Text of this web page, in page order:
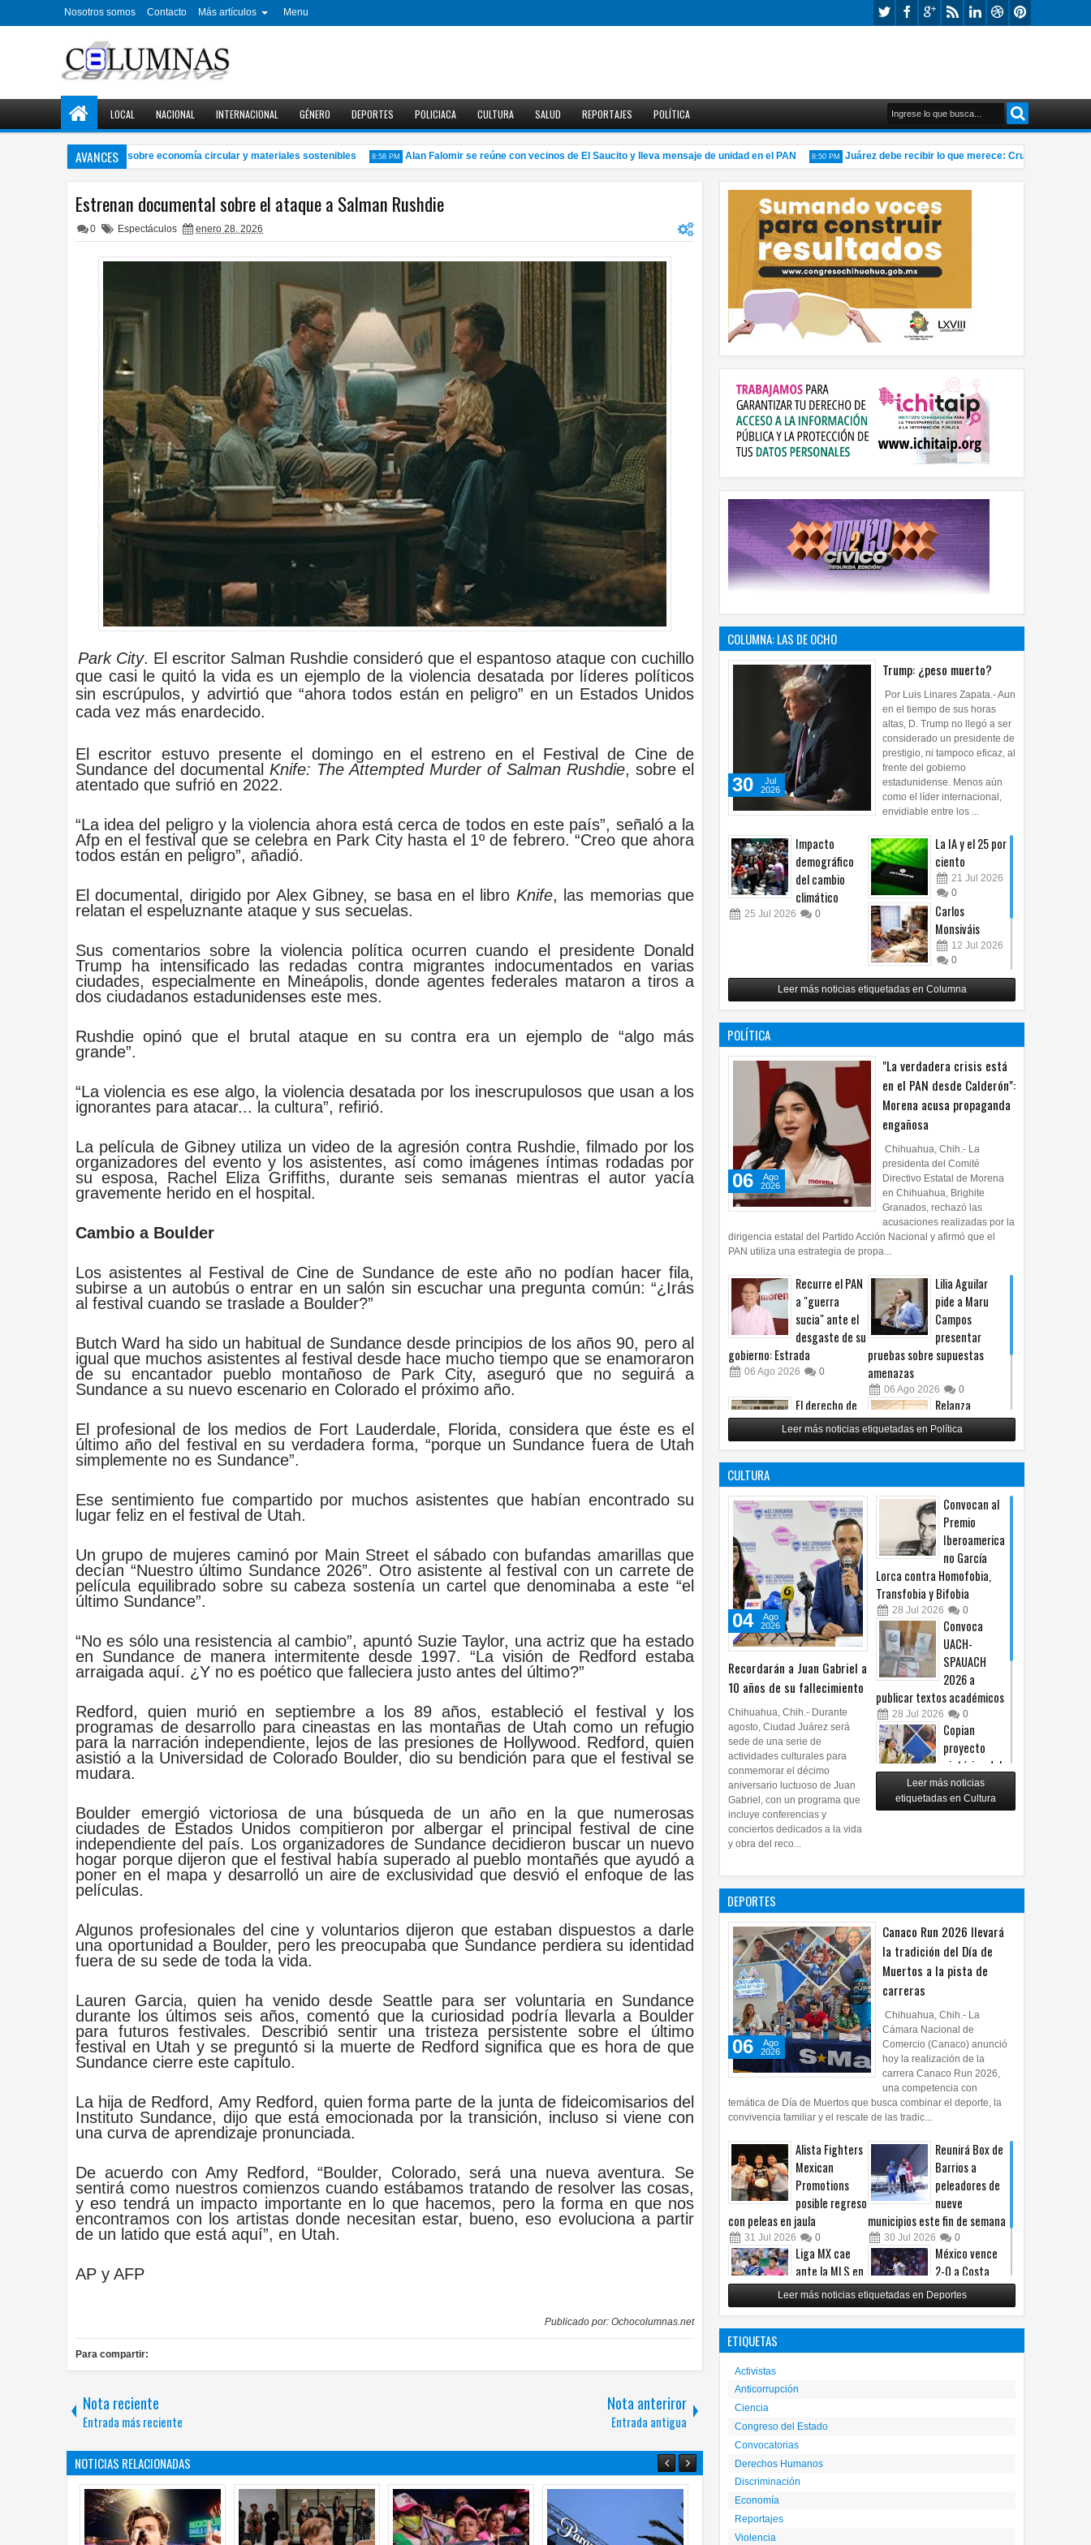
Nosotros somos Contacto Más artículos Menu
LOCAL NACIONAL INTERNACIONAL GÉNERO DEPORTES POLICIACA CULTURA SALUD REPORTAJES POLÍTICA
AVANCES
UACH simposio sobre economía circular y materiales sostenibles 8:58 PM Alan Falomir se reúne con vecinos de El Saucito y lleva mensaje de unidad en el PAN 8:50 PM Juárez debe recibir lo que merece: Cruz Pérez Cuéllar
Estrenan documental sobre el ataque a Salman Rushdie
0 Espectáculos enero 28, 2026
Park City. El escritor Salman Rushdie consideró que el espantoso ataque con cuchillo
que casi le quitó la vida es un ejemplo de la violencia desatada por líderes políticos
sin escrúpulos, y advirtió que “ahora todos están en peligro” en un Estados Unidos
cada vez más enardecido.
El escritor estuvo presente el domingo en el estreno en el Festival de Cine de
Sundance del documental Knife: The Attempted Murder of Salman Rushdie, sobre el
atentado que sufrió en 2022.
“La idea del peligro y la violencia ahora está cerca de todos en este país”, señaló a la
Afp en el festival que se celebra en Park City hasta el 1º de febrero. “Creo que ahora
todos están en peligro”, añadió.
El documental, dirigido por Alex Gibney, se basa en el libro Knife, las memorias que
relatan el espeluznante ataque y sus secuelas.
Sus comentarios sobre la violencia política ocurren cuando el presidente Donald
Trump ha intensificado las redadas contra migrantes indocumentados en varias
ciudades, especialmente en Mineápolis, donde agentes federales mataron a tiros a
dos ciudadanos estadunidenses este mes.
Rushdie opinó que el brutal ataque en su contra era un ejemplo de “algo más
grande”.
“La violencia es ese algo, la violencia desatada por los inescrupulosos que usan a los
ignorantes para atacar... la cultura”, refirió.
La película de Gibney utiliza un video de la agresión contra Rushdie, filmado por los
organizadores del evento y los asistentes, así como imágenes íntimas rodadas por
su esposa, Rachel Eliza Griffiths, durante seis semanas mientras el autor yacía
gravemente herido en el hospital.
Cambio a Boulder
Los asistentes al Festival de Cine de Sundance de este año no podían hacer fila,
subirse a un autobús o entrar en un salón sin escuchar una pregunta común: “¿Irás
al festival cuando se traslade a Boulder?”
Butch Ward ha sido un habitual de Sundance desde principios de los años 90, pero al
igual que muchos asistentes al festival desde hace mucho tiempo que se enamoraron
de su encantador pueblo montañoso de Park City, aseguró que no seguirá a
Sundance a su nuevo escenario en Colorado el próximo año.
El profesional de los medios de Fort Lauderdale, Florida, considera que éste es el
último año del festival en su verdadera forma, “porque un Sundance fuera de Utah
simplemente no es Sundance”.
Ese sentimiento fue compartido por muchos asistentes que habían encontrado su
lugar feliz en el festival de Utah.
Un grupo de mujeres caminó por Main Street el sábado con bufandas amarillas que
decían “Nuestro último Sundance 2026”. Otro asistente al festival con un carrete de
película equilibrado sobre su cabeza sostenía un cartel que denominaba a este “el
último Sundance”.
“No es sólo una resistencia al cambio”, apuntó Suzie Taylor, una actriz que ha estado
en Sundance de manera intermitente desde 1997. “La visión de Redford estaba
arraigada aquí. ¿Y no es poético que falleciera justo antes del último?”
Redford, quien murió en septiembre a los 89 años, estableció el festival y los
programas de desarrollo para cineastas en las montañas de Utah como un refugio
para la narración independiente, lejos de las presiones de Hollywood. Redford, quien
asistió a la Universidad de Colorado Boulder, dio su bendición para que el festival se
mudara.
Boulder emergió victoriosa de una búsqueda de un año en la que numerosas
ciudades de Estados Unidos compitieron por albergar el principal festival de cine
independiente del país. Los organizadores de Sundance decidieron buscar un nuevo
hogar porque dijeron que el festival había superado al pueblo montañés que ayudó a
poner en el mapa y desarrolló un aire de exclusividad que desvió el enfoque de las
películas.
Algunos profesionales del cine y voluntarios dijeron que estaban dispuestos a darle
una oportunidad a Boulder, pero les preocupaba que Sundance perdiera su identidad
fuera de su sede de toda la vida.
Lauren Garcia, quien ha venido desde Seattle para ser voluntaria en Sundance
durante los últimos seis años, comentó que la curiosidad podría llevarla a Boulder
para futuros festivales. Describió sentir una tristeza persistente sobre el último
festival en Utah y se preguntó si la muerte de Redford significa que es hora de que
Sundance cierre este capítulo.
La hija de Redford, Amy Redford, quien forma parte de la junta de fideicomisarios del
Instituto Sundance, dijo que está emocionada por la transición, incluso si viene con
una curva de aprendizaje pronunciada.
De acuerdo con Amy Redford, “Boulder, Colorado, será una nueva aventura. Se
sentirá como nuestros comienzos cuando estábamos tratando de resolver las cosas,
y eso tendrá un impacto importante en lo que hacemos, pero la forma en que nos
encontramos con los artistas donde necesitan estar, bueno, eso evoluciona a partir
de un latido que está aquí”, en Utah.
AP y AFP
Publicado por: Ochocolumnas.net
Para compartir:
Nota reciente
Entrada más reciente
Nota anteriror
Entrada antigua
NOTICIAS RELACIONADAS
COLUMNA: LAS DE OCHO
Trump: ¿peso muerto?
30
Jul
2026
Por Luis Linares Zapata.- Aun
en el tiempo de sus horas
altas, D. Trump no llegó a ser
considerado un presidente de
prestigio, ni tampoco eficaz, al
frente del gobierno
estadunidense. Menos aún
como el líder internacional,
envidiable entre los ...
Impacto
demográfico
del cambio
climático
25 Jul 2026 0
La IA y el 25 por
ciento
21 Jul 2026
0
Carlos
Monsiváis
12 Jul 2026
0
Revuelo en la
inteligencia
artificial
0
Leer más noticias etiquetadas en Columna
POLÍTICA
"La verdadera crisis está
en el PAN desde Calderón":
Morena acusa propaganda
engañosa
06
Ago
2026
Chihuahua, Chih.- La
presidenta del Comité
Directivo Estatal de Morena
en Chihuahua, Brighite
Granados, rechazó las
acusaciones realizadas por la
dirigencia estatal del Partido Acción Nacional y afirmó que el
PAN utiliza una estrategia de propa...
Recurre el PAN
a "guerra
sucia" ante el
desgaste de su
gobierno: Estrada
06 Ago 2026 0
Lilia Aguilar
pide a Maru
Campos
presentar
pruebas sobre supuestas
amenazas
06 Ago 2026 0
El derecho de
las audiencias
no es censura,
es un principio
constitucional: González
05Ago 2026 0
Relanza
Villalobos
programa de
afiliación del
05Ago 2026
Leer más noticias etiquetadas en Política
CULTURA
Recordarán a Juan Gabriel a
10 años de su fallecimiento
04
Ago
2026
Chihuahua, Chih.- Durante
agosto, Ciudad Juárez será
sede de una serie de
actividades culturales para
conmemorar el décimo
aniversario luctuoso de Juan
Gabriel, con un programa que
incluye conferencias y
conciertos dedicados a la vida
y obra del reco...
Convocan al
Premio
Iberoamerica
no García
Lorca contra Homofobia,
Transfobia y Bifobia
28 Jul 2026 0
Convoca
UACH-
SPAUACH
2026 a
publicar textos académicos
28 Jul 2026 0
Copian
proyecto
pictórico del
exalcalde
Juan Blanco
taller de mini
Leer más noticias
etiquetadas en Cultura
DEPORTES
Canaco Run 2026 llevará
la tradición del Día de
Muertos a la pista de
carreras
06
Ago
2026
Chihuahua, Chih.- La
Cámara Nacional de
Comercio (Canaco) anunció
hoy la realización de la
carrera Canaco Run 2026,
una competencia con
temática de Día de Muertos que busca combinar el deporte, la
convivencia familiar y el rescate de las tradic...
Alista Fighters
Mexican
Promotions
posible regreso
con peleas en jaula
31 Jul 2026 0
Reunirá Box de
Barrios a
peleadores de
nueve
municipios este fin de semana
30 Jul 2026 0
Liga MX cae
ante la MLS en
un intenso
Juego de
Estrellas
29 Jul 2026
México vence
2-0 a Costa
Rica y avanza a
cuartos del
Premundial Sub-20
Leer más noticias etiquetadas en Deportes
ETIQUETAS
Activistas
Anticorrupción
Ciencia
Congreso del Estado
Convocatorias
Derechos Humanos
Discriminación
Economía
Reportajes
Violencia